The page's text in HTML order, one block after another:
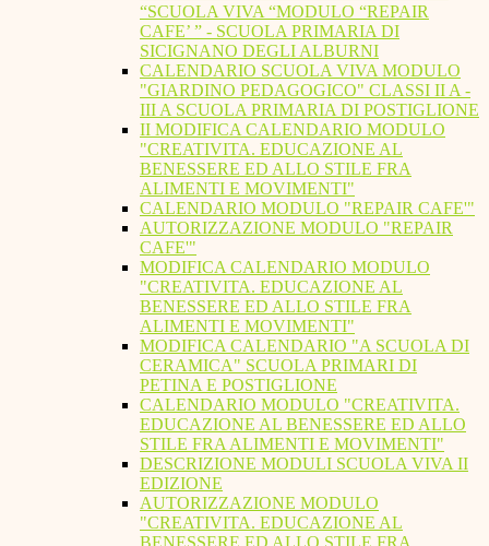
“SCUOLA VIVA “MODULO “REPAIR
CAFE’ ” - SCUOLA PRIMARIA DI
SICIGNANO DEGLI ALBURNI
CALENDARIO SCUOLA VIVA MODULO
"GIARDINO PEDAGOGICO" CLASSI II A -
III A SCUOLA PRIMARIA DI POSTIGLIONE
II MODIFICA CALENDARIO MODULO
"CREATIVITA. EDUCAZIONE AL
BENESSERE ED ALLO STILE FRA
ALIMENTI E MOVIMENTI"
CALENDARIO MODULO "REPAIR CAFE'"
AUTORIZZAZIONE MODULO "REPAIR
CAFE'"
MODIFICA CALENDARIO MODULO
"CREATIVITA. EDUCAZIONE AL
BENESSERE ED ALLO STILE FRA
ALIMENTI E MOVIMENTI"
MODIFICA CALENDARIO "A SCUOLA DI
CERAMICA" SCUOLA PRIMARI DI
PETINA E POSTIGLIONE
CALENDARIO MODULO "CREATIVITA.
EDUCAZIONE AL BENESSERE ED ALLO
STILE FRA ALIMENTI E MOVIMENTI"
DESCRIZIONE MODULI SCUOLA VIVA II
EDIZIONE
AUTORIZZAZIONE MODULO
"CREATIVITA. EDUCAZIONE AL